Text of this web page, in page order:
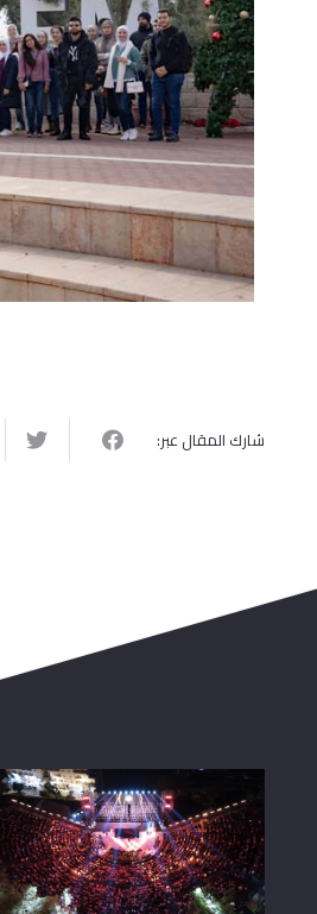
شارك المقال عبر: